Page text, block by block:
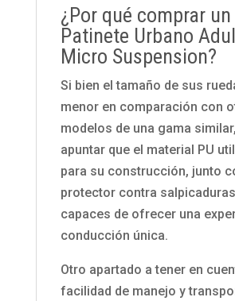
¿Por qué comprar un
Patinete Urbano
Micro Suspension?
Si bien el tamaño de sus
menor en comparación con
modelos de una gama
apuntar que el material PU
para su construcción, junto
protector contra
capaces de ofrecer una
conducción única.
Otro apartado a tener en
facilidad de manejo y